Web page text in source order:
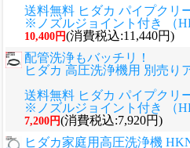
送料無料 ヒダカ パイプクリ
※ノズルジョイント付き （
10,400円(消費税込:11,440円)
配管洗浄もバッチリ！
ヒダカ 高圧洗浄機用 別売り
送料無料 ヒダカ パイプクリ
※ノズルジョイント付き （
7,200円(消費税込:7,920円)
ヒダカ家庭用高圧洗浄機